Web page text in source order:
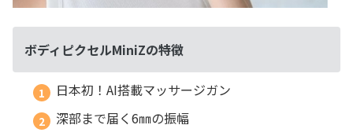
ボディピクセルMiniZの特徴
日本初！AI搭載マッサージガン
深部まで届く6㎜の振幅